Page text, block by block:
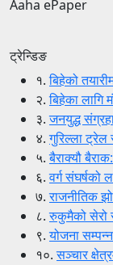
Aaha ePaper
ट्रेन्डिङ
१.बिहेको
२.बिहेका लागि
३.जनयुद्ध
४.गुरिल्ला ट्रेल
५.बैराक्यौ
६.वर्ग संघर्षको
७.राजनीतिक
८.रुकुमैको सेरो
९.योजना
१०.सञ्चार